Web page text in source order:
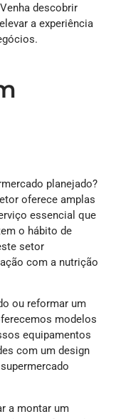
descobrir
a experiência
planejado?
oferece amplas
essencial que
o hábito de
setor
com a nutrição
ou reformar um
modelos
equipamentos
com um design
a montar um